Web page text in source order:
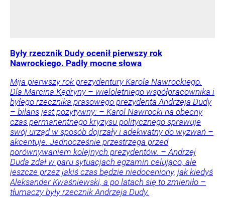
Były rzecznik Dudy ocenił pierwszy rok
Nawrockiego. Padły mocne słowa
Mija pierwszy rok prezydentury Karola Nawrockiego.
Dla Marcina Kędryny – wieloletniego współpracownika i
byłego rzecznika prasowego prezydenta Andrzeja Dudy
– bilans jest pozytywny: – Karol Nawrocki na obecny
czas permanentnego kryzysu politycznego sprawuje
swój urząd w sposób dojrzały i adekwatny do wyzwań –
akcentuje. Jednocześnie przestrzega przed
porównywaniem kolejnych prezydentów. – Andrzej
Duda zdał w paru sytuacjach egzamin celująco, ale
jeszcze przez jakiś czas będzie niedoceniony, jak kiedyś
Aleksander Kwaśniewski, a po latach się to zmieniło –
tłumaczy były rzecznik Andrzeja Dudy.